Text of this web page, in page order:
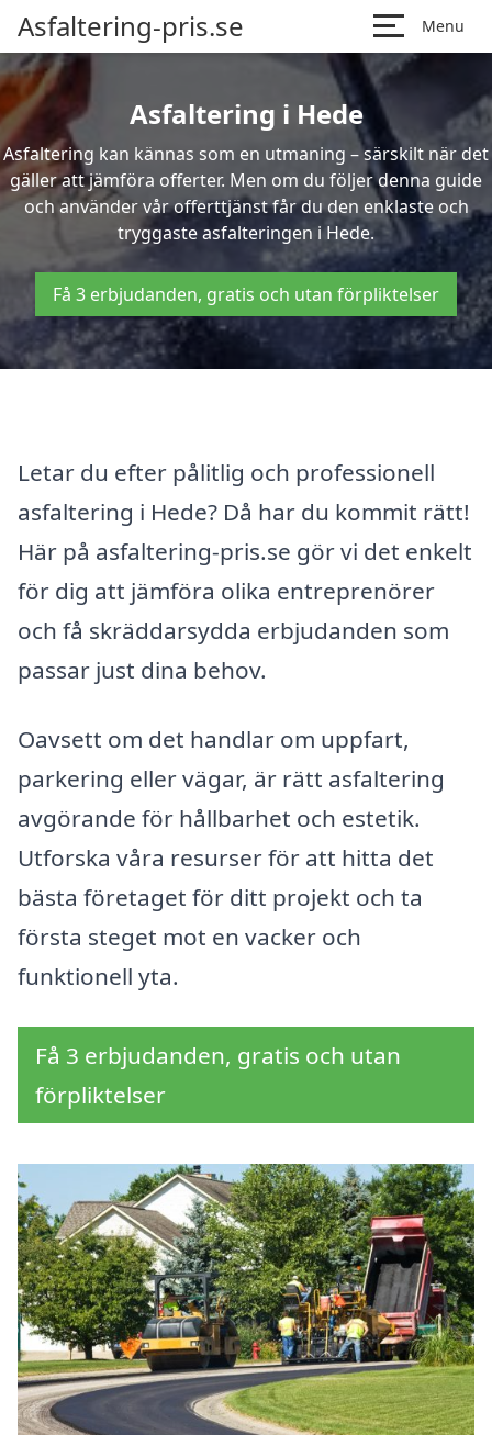
Asfaltering-pris.se Menu
Asfaltering i Hede
Asfaltering kan kännas som en utmaning – särskilt när det
gäller att jämföra offerter. Men om du följer denna guide
och använder vår offerttjänst får du den enklaste och
tryggaste asfalteringen i Hede.
Få 3 erbjudanden, gratis och utan förpliktelser
Letar du efter pålitlig och professionell
asfaltering i Hede? Då har du kommit rätt!
Här på asfaltering-pris.se gör vi det enkelt
för dig att jämföra olika entreprenörer
och få skräddarsydda erbjudanden som
passar just dina behov.
Oavsett om det handlar om uppfart,
parkering eller vägar, är rätt asfaltering
avgörande för hållbarhet och estetik.
Utforska våra resurser för att hitta det
bästa företaget för ditt projekt och ta
första steget mot en vacker och
funktionell yta.
Få 3 erbjudanden, gratis och utan
förpliktelser